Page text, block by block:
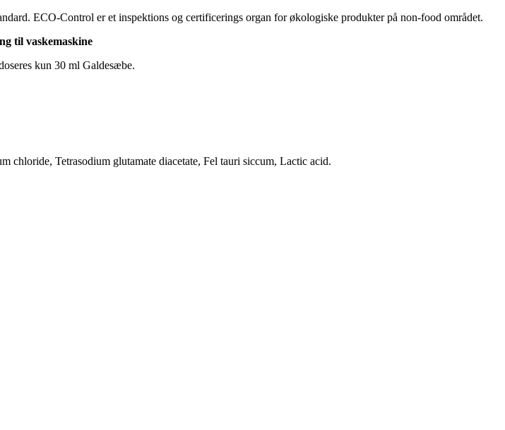
ECO-Control er et inspektions og certificerings organ for økologiske produkter på non-food området.
til vaskemaskine
kun 30 ml Galdesæbe.
chloride, Tetrasodium glutamate diacetate, Fel tauri siccum, Lactic acid.